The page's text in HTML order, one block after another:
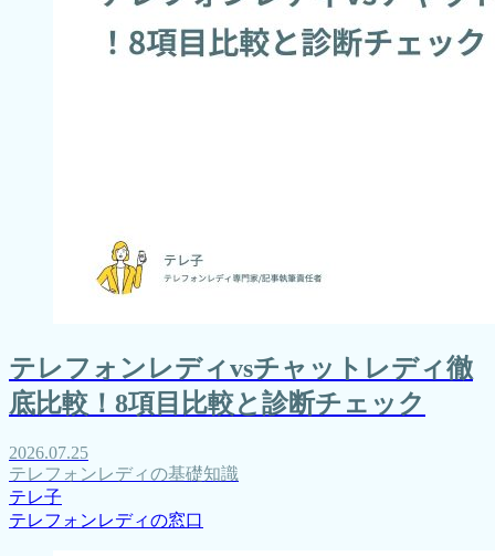
テレフォンレディvsチャットレディ徹
底比較！8項目比較と診断チェック
2026.07.25
テレフォンレディの基礎知識
テレ子
テレフォンレディの窓口